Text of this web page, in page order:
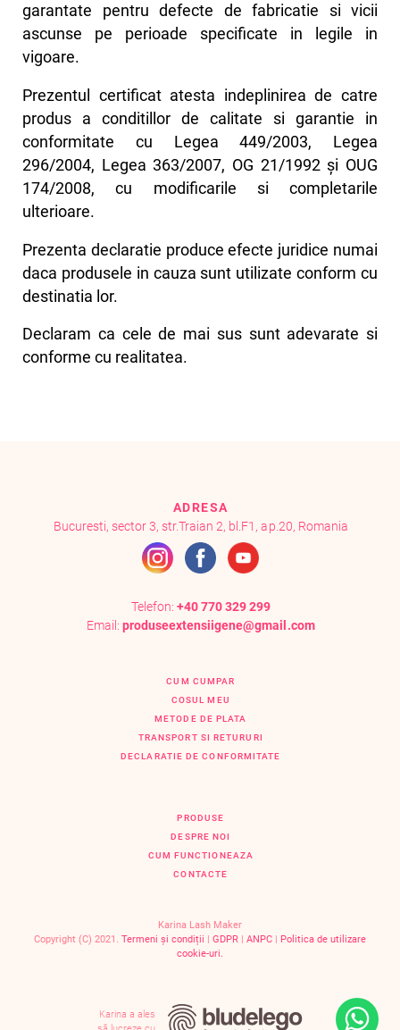
garantate pentru defecte de fabricatie si vicii
ascunse pe perioade specificate in legile in
vigoare.
Prezentul certificat atesta indeplinirea de catre
produs a conditillor de calitate si garantie in
conformitate cu Legea 449/2003, Legea
296/2004, Legea 363/2007, OG 21/1992 şi OUG
174/2008, cu modificarile si completarile
ulterioare.
Prezenta declaratie produce efecte juridice numai
daca produsele in cauza sunt utilizate conform cu
destinatia lor.
Declaram ca cele de mai sus sunt adevarate si
conforme cu realitatea.
ADRESA
Bucuresti, sector 3, str.Traian 2, bl.F1, ap.20, Romania
Telefon: +40 770 329 299
Email:produseextensiigene@gmail.com
CUM CUMPAR
COSUL MEU
METODE DE PLATA
TRANSPORT SI RETURURI
DECLARATIE DE CONFORMITATE
PRODUSE
DESPRE NOI
CUM FUNCTIONEAZA
CONTACTE
Karina Lash Maker
Copyright (C) 2021. Termeni și condiții | GDPR | ANPC | Politica de utilizare
cookie-uri.
Karina a ales